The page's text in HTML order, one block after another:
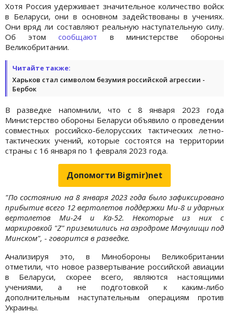
Хотя Россия удерживает значительное количество войск
в Беларуси, они в основном задействованы в учениях.
Они вряд ли составляют реальную наступательную силу.
Об этомсообщают в министерстве обороны
Великобритании.
Читайте также:
Харьков стал символом безумия российской агрессии -
Бербок
В разведке напомнили, что с 8 января 2023 года
Министерство обороны Беларуси объявило о проведении
совместных российско-белорусских тактических летно-
тактических учений, которые состоятся на территории
страны с 16 января по 1 февраля 2023 года.
Допомогти Bigmir)net
"По состоянию на 8 января 2023 года было зафиксировано
прибытие всего 12 вертолетов поддержки Ми-8 и ударных
вертолетов Ми-24 и Ка-52. Некоторые из них с
маркировкой "Z" приземлились на аэродроме Мачулищи под
Минском", - говорится в разведке.
Анализируя это, в Минобороны Великобритании
отметили, что новое развертывание российской авиации
в Беларуси, скорее всего, являются настоящими
учениями, а не подготовкой к каким-либо
дополнительным наступательным операциям против
Украины.